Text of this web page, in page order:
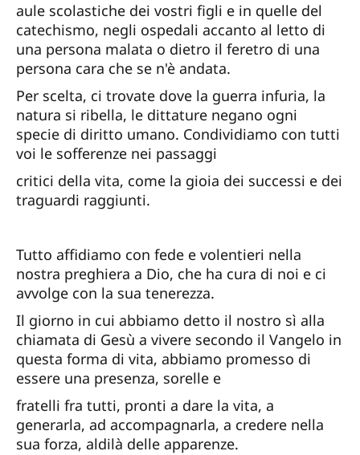
aule scolastiche dei vostri figli e in quelle del
catechismo, negli ospedali accanto al letto di
una persona malata o dietro il feretro di una
persona cara che se n'è andata.
Per scelta, ci trovate dove la guerra infuria, la
natura si ribella, le dittature negano ogni
specie di diritto umano. Condividiamo con tutti
voi le sofferenze nei passaggi
critici della vita, come la gioia dei successi e dei
traguardi raggiunti.
Tutto affidiamo con fede e volentieri nella
nostra preghiera a Dio, che ha cura di noi e ci
avvolge con la sua tenerezza.
Il giorno in cui abbiamo detto il nostro sì alla
chiamata di Gesù a vivere secondo il Vangelo in
questa forma di vita, abbiamo promesso di
essere una presenza, sorelle e
fratelli fra tutti, pronti a dare la vita, a
generarla, ad accompagnarla, a credere nella
sua forza, aldilà delle apparenze.